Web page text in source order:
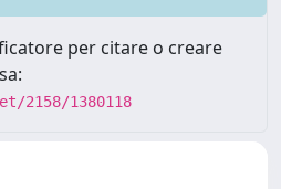
per citare o creare
2158/1380118